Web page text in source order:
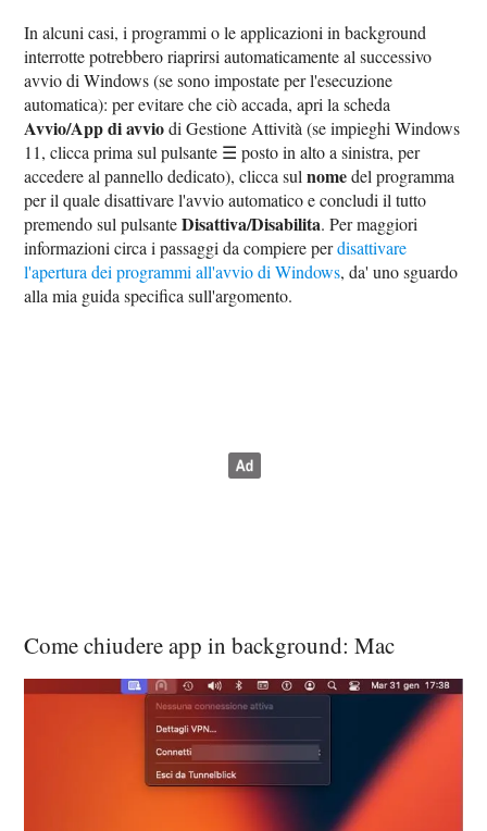
In alcuni casi, i programmi o le applicazioni in background
interrotte potrebbero riaprirsi automaticamente al successivo
avvio di Windows (se sono impostate per l'esecuzione
automatica): per evitare che ciò accada, apri la scheda
Avvio/App di avviodi Gestione Attività (se impieghi Windows
11, clicca prima sul pulsante ☰ posto in alto a sinistra, per
accedere al pannello dedicato), clicca sulnomedel programma
per il quale disattivare l'avvio automatico e concludi il tutto
premendo sul pulsanteDisattiva/Disabilita. Per maggiori
informazioni circa i passaggi da compiere perdisattivare
l'apertura dei programmi all'avvio di Windows, da' uno sguardo
alla mia guida specifica sull'argomento.
Come chiudere app in background: Mac